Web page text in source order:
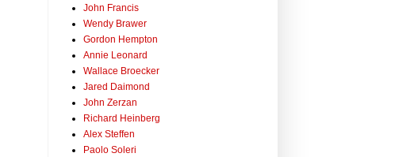
John Francis
Wendy Brawer
Gordon Hempton
Annie Leonard
Wallace Broecker
Jared Daimond
John Zerzan
Richard Heinberg
Alex Steffen
Paolo Soleri